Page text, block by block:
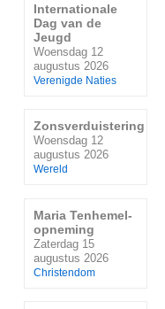
Internationale
Dag van de
Jeugd
Woensdag 12
augustus 2026
Verenigde Naties
Zonsverduistering
Woensdag 12
augustus 2026
Wereld
Maria Tenhemel-
opneming
Zaterdag 15
augustus 2026
Christendom